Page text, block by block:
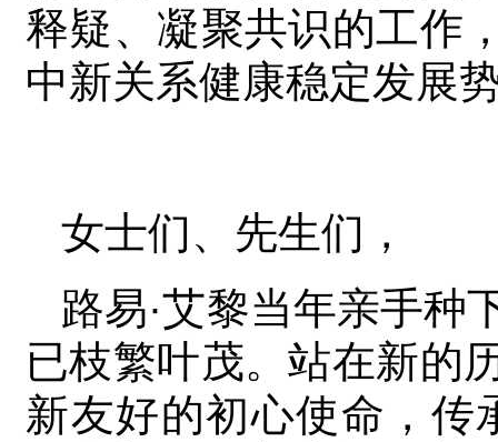
释疑、凝聚共识的工作
中新关系健康稳定发展
女士们、先生们，
路易·艾黎当年亲手种
已枝繁叶茂。站在新的
新友好的初心使命，传